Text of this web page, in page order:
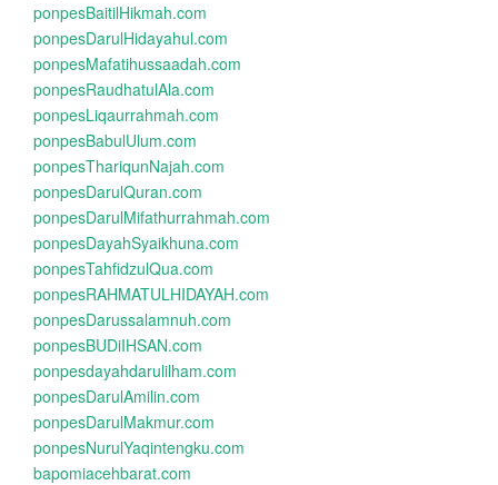
ponpesBaitilHikmah.com
ponpesDarulHidayahul.com
ponpesMafatihussaadah.com
ponpesRaudhatulAla.com
ponpesLiqaurrahmah.com
ponpesBabulUlum.com
ponpesThariqunNajah.com
ponpesDarulQuran.com
ponpesDarulMifathurrahmah.com
ponpesDayahSyaikhuna.com
ponpesTahfidzulQua.com
ponpesRAHMATULHIDAYAH.com
ponpesDarussalamnuh.com
ponpesBUDiIHSAN.com
ponpesdayahdarulilham.com
ponpesDarulAmilin.com
ponpesDarulMakmur.com
ponpesNurulYaqintengku.com
bapomiacehbarat.com